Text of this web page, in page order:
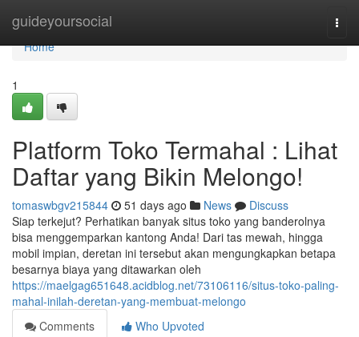
guideyoursocial
Home
Home
1
Platform Toko Termahal : Lihat
Daftar yang Bikin Melongo!
tomaswbgv215844 51 days ago News
Discuss
Siap terkejut? Perhatikan banyak situs toko yang banderolnya
bisa menggemparkan kantong Anda! Dari tas mewah, hingga
mobil impian, deretan ini tersebut akan mengungkapkan betapa
besarnya biaya yang ditawarkan oleh
https://maelgag651648.acidblog.net/73106116/situs-toko-paling-
mahal-inilah-deretan-yang-membuat-melongo
Comments
Who Upvoted